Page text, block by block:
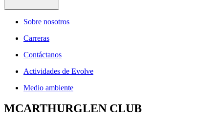
Sobre nosotros
Carreras
Contáctanos
Actividades de Evolve
Medio ambiente
MCARTHURGLEN CLUB